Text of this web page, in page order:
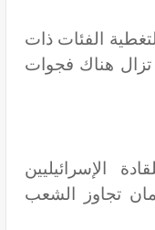
الفئات ذات
تزال هناك فجوات
الإسرائيليين
تجاوز الشعب